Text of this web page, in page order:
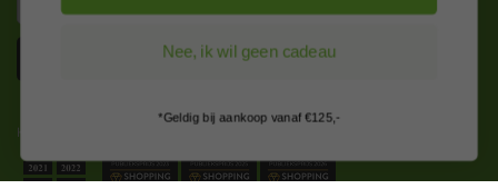
Inschrijven
Kitcentrum is trots op:
Nee, ik wil geen cadeau
*Geldig bij aankoop vanaf €125,-